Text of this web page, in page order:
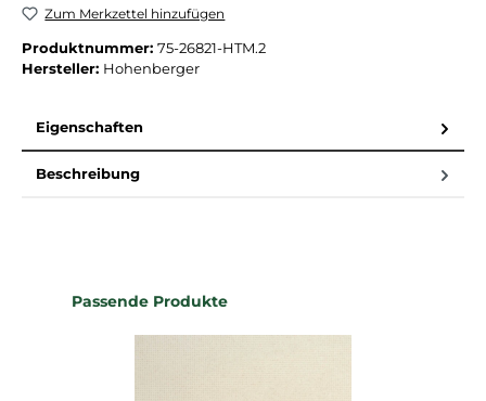
Zum Merkzettel hinzufügen
Produktnummer: 75-26821-HTM.2
Hersteller: Hohenberger
Eigenschaften
Beschreibung
Produktgalerie überspringen
Passende Produkte